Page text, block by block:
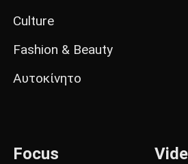
Culture
Fashion & Beauty
Αυτοκίνητο
Focus